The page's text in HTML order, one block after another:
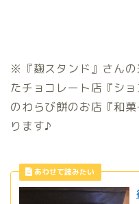
※『麹スタンド』さん
たチョコレート店『シ
のわらび餅のお店『和
ります♪